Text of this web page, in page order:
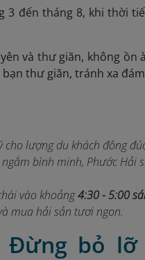
3 đến tháng 8, khi thời
và thư giãn, không ồn
thư giãn, tránh xa
lượng du khách đông
bình minh, Phước Hải
vào khoảng4:30 - 5:00
mua hải sản tươi ngon.
Đừng bỏ